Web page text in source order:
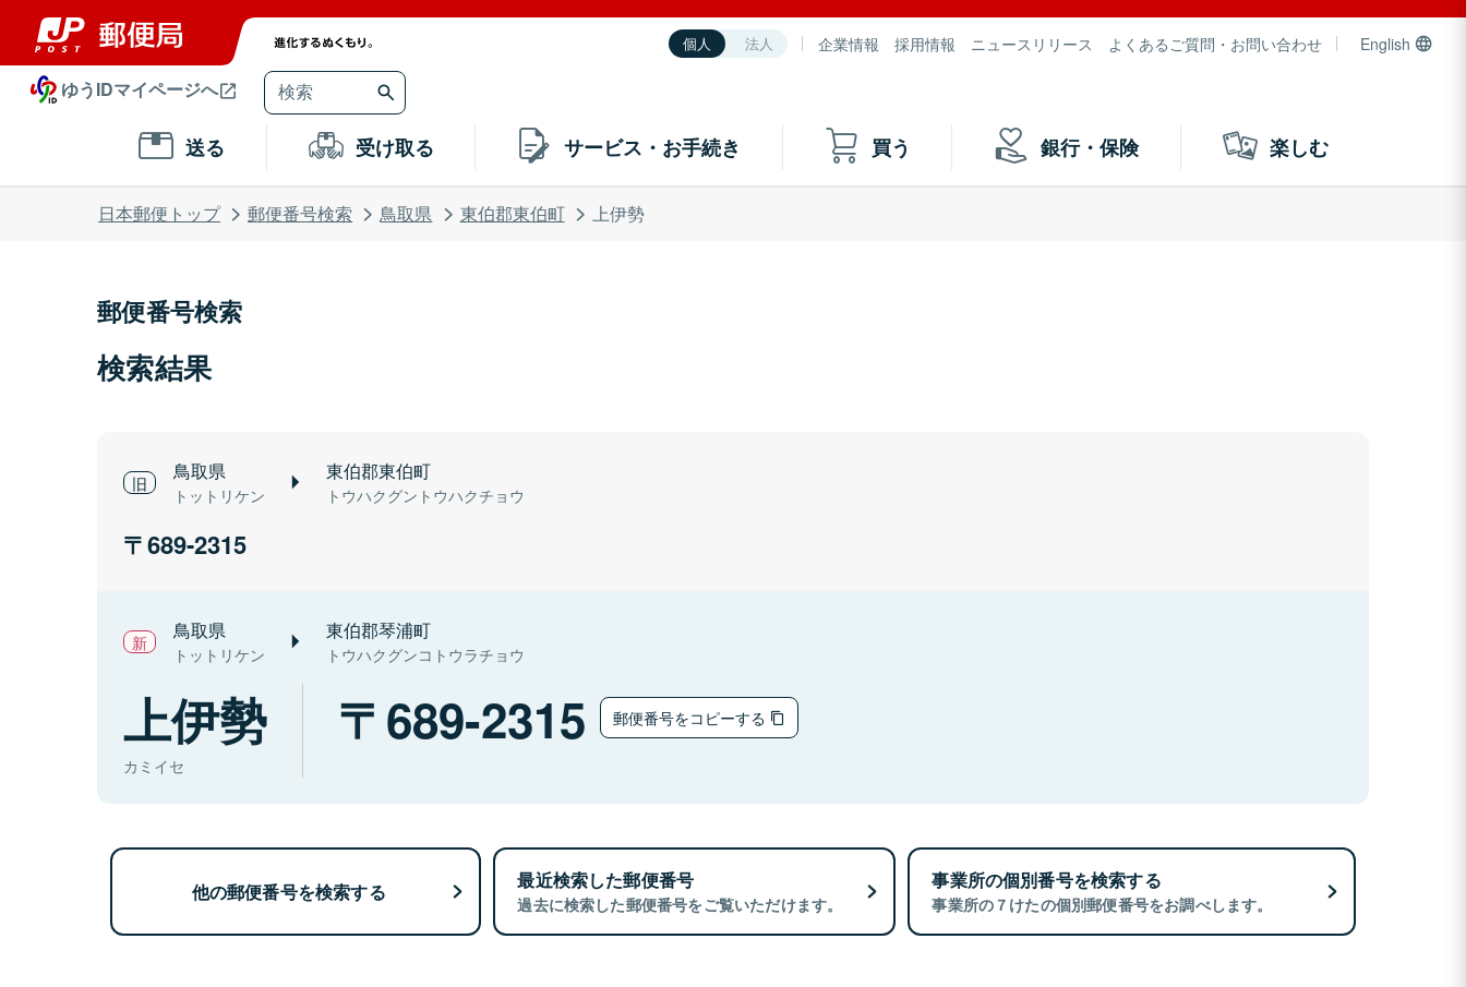
個人 法人 企業情報 採用情報 ニュースリリース よくあるご質問・お問い合わせ English
ゆうIDマイページへ
送る 受け取る サービス・お手続き 買う 銀行・保険 楽しむ
日本郵便トップ 郵便番号検索 鳥取県 東伯郡東伯町 上伊勢
郵便番号検索
検索結果
鳥取県
トットリケン
東伯郡東伯町
トウハクグントウハクチョウ
689-2315
鳥取県
トットリケン
東伯郡琴浦町
トウハクグンコトウラチョウ
上伊勢
カミイセ
689-2315 郵便番号をコピーする
他の郵便番号を検索する 最近検索した郵便番号
過去に検索した郵便番号をご覧いただけます。
事業所の個別番号を検索する
事業所の７けたの個別郵便番号をお調べします。